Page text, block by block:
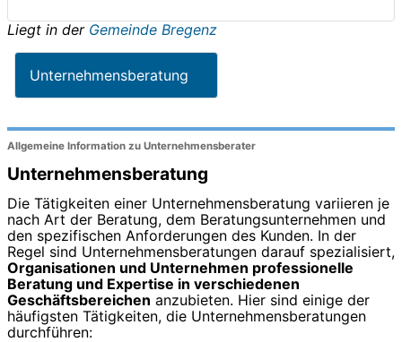
Liegt in der Gemeinde Bregenz
Unternehmensberatung
Allgemeine Information zu Unternehmensberater
Unternehmensberatung
Die Tätigkeiten einer Unternehmensberatung variieren je
nach Art der Beratung, dem Beratungsunternehmen und
den spezifischen Anforderungen des Kunden. In der
Regel sind Unternehmensberatungen darauf spezialisiert,
Organisationen und Unternehmen professionelle
Beratung und Expertise in verschiedenen
Geschäftsbereichen anzubieten. Hier sind einige der
häufigsten Tätigkeiten, die Unternehmensberatungen
durchführen: